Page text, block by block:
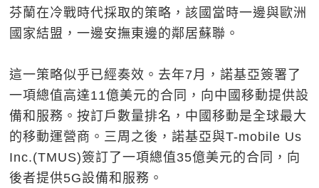
芬蘭在冷戰時代採取的策略，該國當時一邊與歐洲
國家結盟，一邊安撫東邊的鄰居蘇聯。
這一策略似乎已經奏效。去年7月，諾基亞簽署了
一項總值高達11億美元的合同，向中國移動提供設
備和服務。按訂戶數量排名，中國移動是全球最大
的移動運營商。三周之後，諾基亞與T-mobile Us
Inc.(TMUS)簽訂了一項總值35億美元的合同，向
後者提供5G設備和服務。